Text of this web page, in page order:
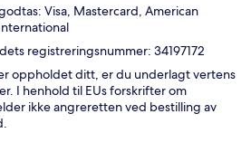
Visa, Mastercard, American
registreringsnummer: 34197172
oppholdet ditt, er du underlagt vertens
I henhold til EUs forskrifter om
ikke angreretten ved bestilling av